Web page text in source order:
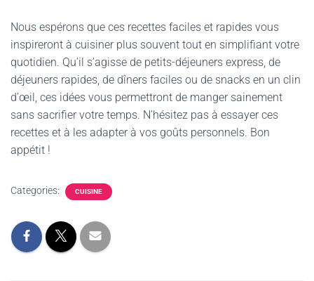
Nous espérons que ces recettes faciles et rapides vous
inspireront à cuisiner plus souvent tout en simplifiant votre
quotidien. Qu’il s’agisse de petits-déjeuners express, de
déjeuners rapides, de dîners faciles ou de snacks en un clin
d’œil, ces idées vous permettront de manger sainement
sans sacrifier votre temps. N’hésitez pas à essayer ces
recettes et à les adapter à vos goûts personnels. Bon
appétit !
Categories: CUISINE